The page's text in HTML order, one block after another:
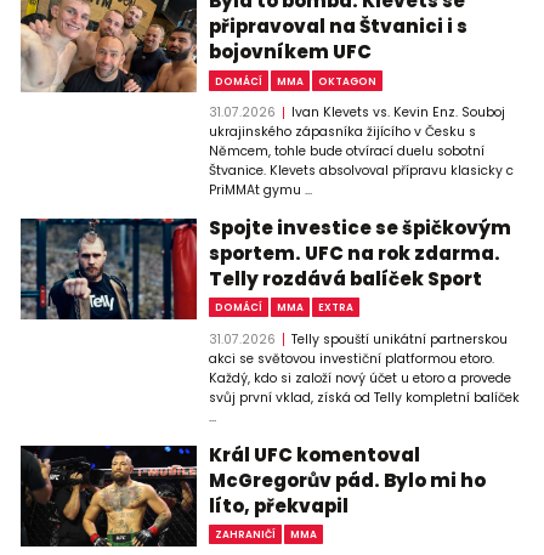
připravoval na Štvanici i s
bojovníkem UFC
DOMÁCÍ MMA OKTAGON
31.07.2026
Ivan Klevets vs. Kevin Enz. Souboj
ukrajinského zápasníka žijícího v Česku s
Němcem, tohle bude otvírací duelu sobotní
Štvanice. Klevets absolvoval přípravu klasicky c
PriMMAt gymu ...
Spojte investice se špičkovým
sportem. UFC na rok zdarma.
Telly rozdává balíček Sport
DOMÁCÍ MMA EXTRA
31.07.2026
Telly spouští unikátní partnerskou
akci se světovou investiční platformou etoro.
Každý, kdo si založí nový účet u etoro a provede
svůj první vklad, získá od Telly kompletní balíček
...
Král UFC komentoval
McGregorův pád. Bylo mi ho
líto, překvapil
ZAHRANIČÍ MMA